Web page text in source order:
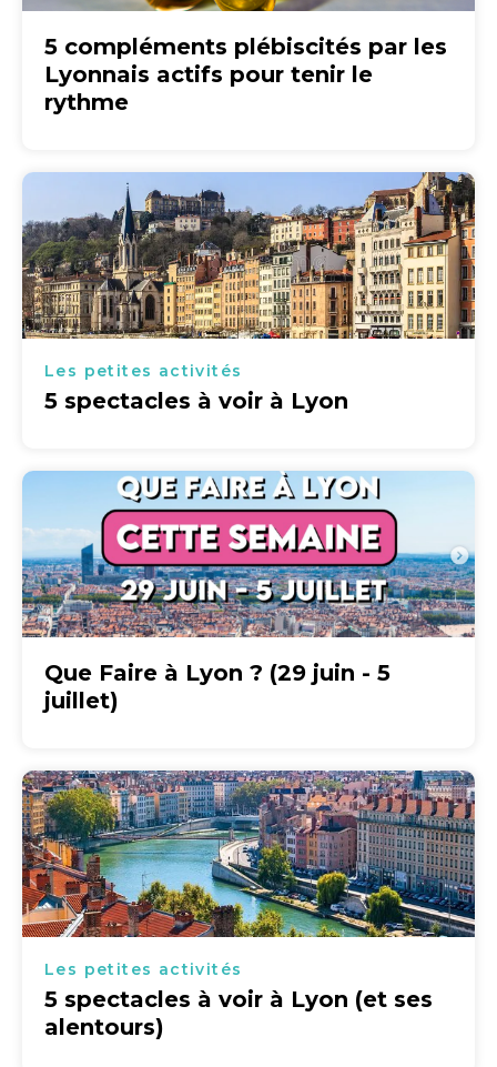
5 compléments plébiscités par les
Lyonnais actifs pour tenir le
rythme
Les petites activités
5 spectacles à voir à Lyon
Que Faire à Lyon ? (29 juin - 5
juillet)
Les petites activités
5 spectacles à voir à Lyon (et ses
alentours)